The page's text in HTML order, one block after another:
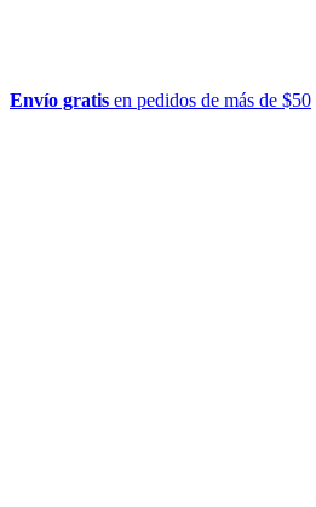
Envío gratis en pedidos de más de $50